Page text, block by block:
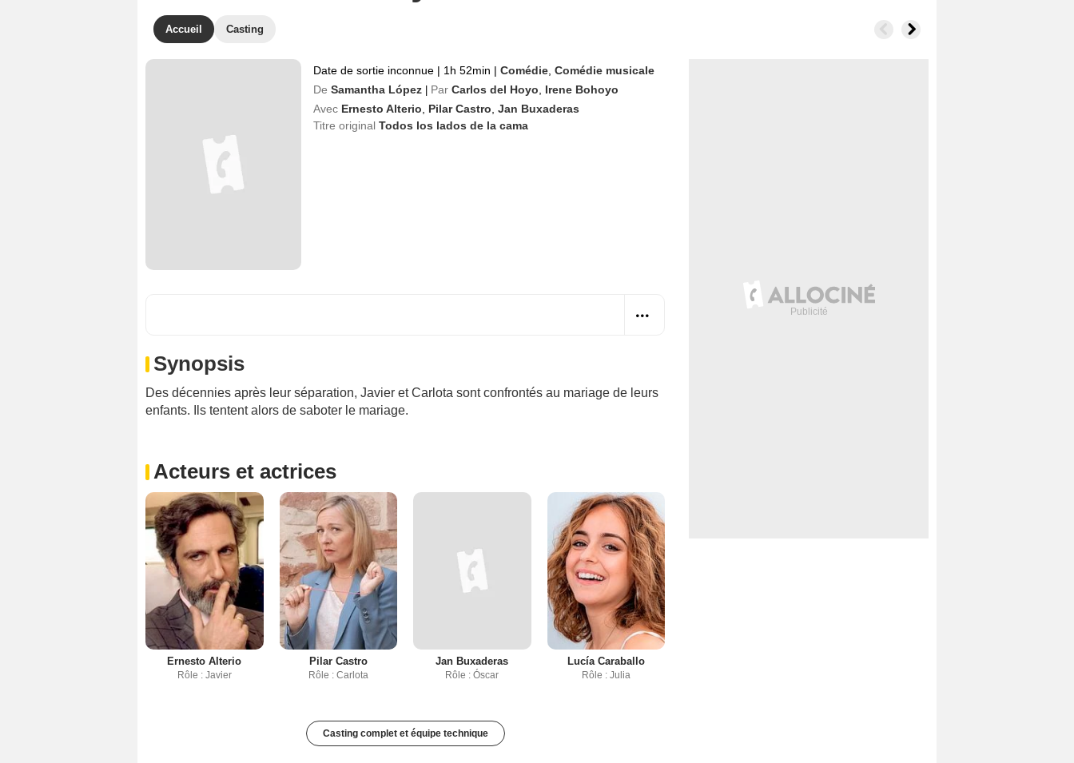
Accueil Casting
Date de sortie inconnue | 1h 52min | Comédie Comédie musicale
De Samantha López Par Carlos del Hoyo
Irene Bohoyo
Avec Ernesto Alterio Pilar Castro Jan Buxaderas
Titre original Todos los lados de la cama
Synopsis
Des décennies après leur séparation, Javier et Carlota sont confrontés au mariage de leurs
enfants. Ils tentent alors de saboter le mariage.
Acteurs et actrices
Ernesto Alterio
Rôle : Javier
Pilar Castro
Rôle : Carlota
Jan Buxaderas
Rôle : Óscar
Lucía Caraballo
Rôle : Julia
Casting complet et équipe technique